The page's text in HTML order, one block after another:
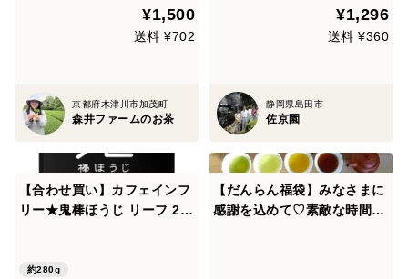
です♡ （農薬・化学肥料・
¥1,500
送料 ¥702
京都府木津川市加茂町
森井ファームのお茶
¥1,296
送料 ¥360
静岡県島田市
佐京園
【合わせ買い】カフェインフ
リー★鬼棒ほうじ リーフ 28
約280g
【だんらん福袋】みなさまに
感謝を込めて♡素敵な時間を